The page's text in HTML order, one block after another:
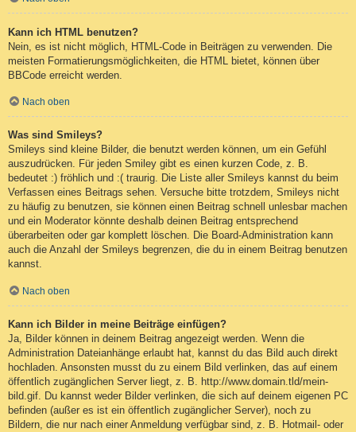
Kann ich HTML benutzen?
Nein, es ist nicht möglich, HTML-Code in Beiträgen zu verwenden. Die
meisten Formatierungsmöglichkeiten, die HTML bietet, können über
BBCode erreicht werden.
Nach oben
Was sind Smileys?
Smileys sind kleine Bilder, die benutzt werden können, um ein Gefühl
auszudrücken. Für jeden Smiley gibt es einen kurzen Code, z. B.
bedeutet :) fröhlich und :( traurig. Die Liste aller Smileys kannst du beim
Verfassen eines Beitrags sehen. Versuche bitte trotzdem, Smileys nicht
zu häufig zu benutzen, sie können einen Beitrag schnell unlesbar machen
und ein Moderator könnte deshalb deinen Beitrag entsprechend
überarbeiten oder gar komplett löschen. Die Board-Administration kann
auch die Anzahl der Smileys begrenzen, die du in einem Beitrag benutzen
kannst.
Nach oben
Kann ich Bilder in meine Beiträge einfügen?
Ja, Bilder können in deinem Beitrag angezeigt werden. Wenn die
Administration Dateianhänge erlaubt hat, kannst du das Bild auch direkt
hochladen. Ansonsten musst du zu einem Bild verlinken, das auf einem
öffentlich zugänglichen Server liegt, z. B. http://www.domain.tld/mein-
bild.gif. Du kannst weder Bilder verlinken, die sich auf deinem eigenen PC
befinden (außer es ist ein öffentlich zugänglicher Server), noch zu
Bildern, die nur nach einer Anmeldung verfügbar sind, z. B. Hotmail- oder